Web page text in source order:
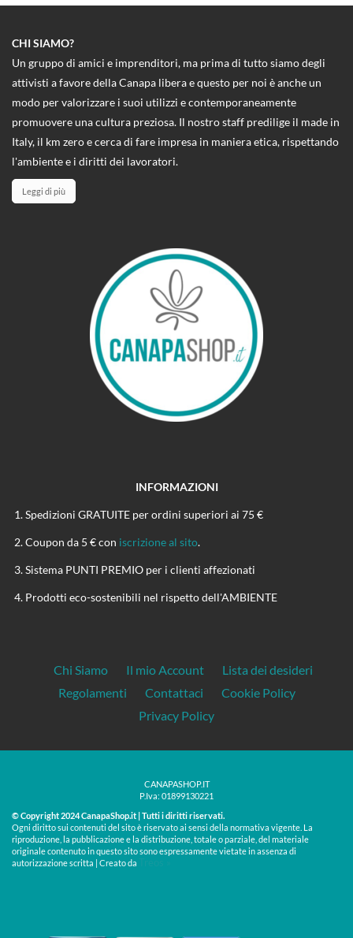
CHI SIAMO?
Un gruppo di amici e imprenditori, ma prima di tutto siamo degli
attivisti a favore della Canapa libera e questo per noi è anche un
modo per valorizzare i suoi utilizzi e contemporaneamente
promuovere una cultura preziosa. Il nostro staff predilige il made in
Italy, il km zero e cerca di fare impresa in maniera etica, rispettando
l'ambiente e i diritti dei lavoratori.
Leggi di più
INFORMAZIONI
Spedizioni GRATUITE per ordini superiori ai 75 €
Coupon da 5 € con iscrizione al sito.
Sistema PUNTI PREMIO per i clienti affezionati
Prodotti eco-sostenibili nel rispetto dell'AMBIENTE
Chi Siamo Il mio Account
Lista dei desideri
Regolamenti
Contattaci
Cookie Policy
Privacy Policy
CANAPASHOP.IT
P.Iva: 01899130221
© Copyright 2024 CanapaShop.it | Tutti i diritti riservati.
Ogni diritto sui contenuti del sito è riservato ai sensi della normativa vigente. La
riproduzione, la pubblicazione e la distribuzione, totale o parziale, del materiale
originale contenuto in questo sito sono espressamente vietate in assenza di
autorizzazione scritta | Creato da